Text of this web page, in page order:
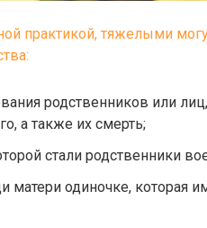
практикой, тяжелыми
родственников или
а также их смерть;
стали родственники
матери одиночке, которая